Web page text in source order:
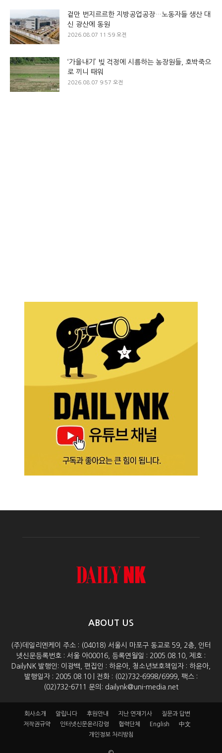
겉만 번지르르한 지방공업공장…노동자들 생산 대
신 광산에 동원
2026.08.07 11:59 오전
‘가을내기’ 빚 걱정에 시름하는 농장원들, 호박죽으
로 끼니 때워
2026.08.07 9:57 오전
ABOUT US
(주)데일리엔케이 주소 : (04018) 서울시 마포구 동교로 59, 2층, 인터
넷신문등록번호 : 서울 아00016, 등록연월일 : 2005.08.10, 제호 :
DailyNK 발행인: 이광백, 편집인 : 하윤아, 청소년보호책임자 : 하윤아,
발행일자 : 2005.08.10 | 전화 : (02)732-6998/6999, 팩스 :
(02)732-6711 문의: dailynk@uni-media.net
회사소개 알립니다 후원안내 지난 연재기사
질문과 답변
저작권규약
인터넷신문윤리강령 협력단체 English
中文
개인정보 처리방침